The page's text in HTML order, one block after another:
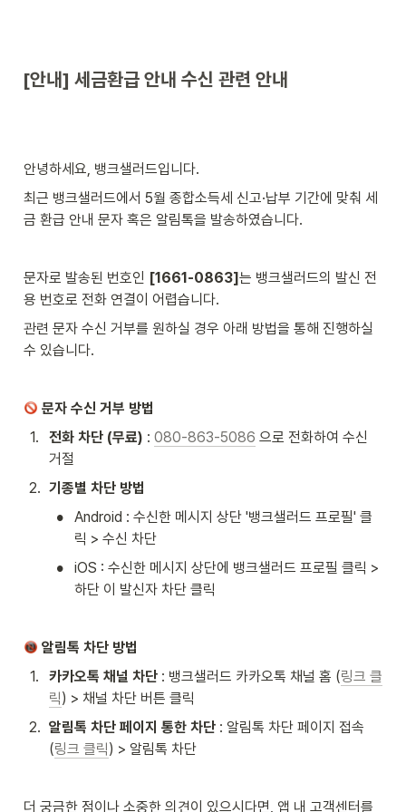
[안내] 세금환급 안내 수신 관련 안내
안녕하세요, 뱅크샐러드입니다.
최근 뱅크샐러드에서 5월 종합소득세 신고·납부 기간에 맞춰 세
금 환급 안내 문자 혹은 알림톡을 발송하였습니다.
문자로 발송된 번호인 [1661-0863]는 뱅크샐러드의 발신 전
용 번호로 전화 연결이 어렵습니다.
관련 문자 수신 거부를 원하실 경우 아래 방법을 통해 진행하실
수 있습니다.
문자 수신 거부 방법
1. 전화 차단 (무료) : 080-863-5086 으로 전화하여 수신
거절
2. 기종별 차단 방법
•
Android : 수신한 메시지 상단 '뱅크샐러드 프로필' 클
릭 > 수신 차단
•
iOS : 수신한 메시지 상단에 뱅크샐러드 프로필 클릭 >
하단 이 발신자 차단 클릭
알림톡 차단 방법
1. 카카오톡 채널 차단 : 뱅크샐러드 카카오톡 채널 홈 (링크 클
릭) > 채널 차단 버튼 클릭
2. 알림톡 차단 페이지 통한 차단 : 알림톡 차단 페이지 접속
(링크 클릭) > 알림톡 차단
더 궁금한 점이나 소중한 의견이 있으시다면, 앱 내 고객센터를